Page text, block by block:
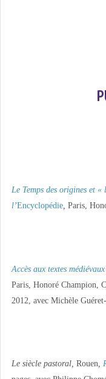
Le Temps des origines et «
l’Encyclopédie, Paris,
Accès aux textes
Paris, Honoré Champion,
2012, avec Michèle
Le siècle pastoral, Rouen,